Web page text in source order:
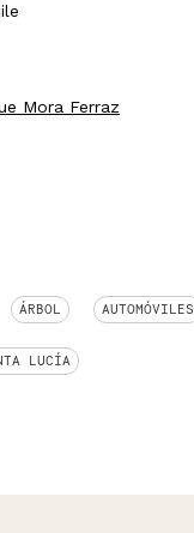
Mora Ferraz
ÁRBOL AUTOMÓVILES
LUCÍA